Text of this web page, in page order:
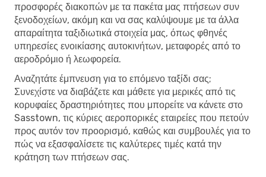
προσφορές διακοπών με τα πακέτα μας πτήσεων συν
ξενοδοχείων, ακόμη και να σας καλύψουμε με τα άλλα
απαραίτητα ταξιδιωτικά στοιχεία μας, όπως φθηνές
υπηρεσίες ενοικίασης αυτοκινήτων, μεταφορές από το
αεροδρόμιο ή λεωφορεία.
Αναζητάτε έμπνευση για το επόμενο ταξίδι σας;
Συνεχίστε να διαβάζετε και μάθετε για μερικές από τις
κορυφαίες δραστηριότητες που μπορείτε να κάνετε στο
Sasstown, τις κύριες αεροπορικές εταιρείες που πετούν
προς αυτόν τον προορισμό, καθώς και συμβουλές για το
πώς να εξασφαλίσετε τις καλύτερες τιμές κατά την
κράτηση των πτήσεων σας.